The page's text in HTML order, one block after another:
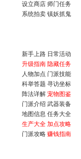
设立商店 师门任务
系统拍卖 镇妖抓鬼
新手上路 日常活动
升级指南 隐藏任务
人物加点 门派技能
科举答题 寻访坐标
阵法详解 宠物图鉴
门派介绍 武器装备
地图信息 任务大全
生产大全 加点攻略
门派攻略 赚钱指南